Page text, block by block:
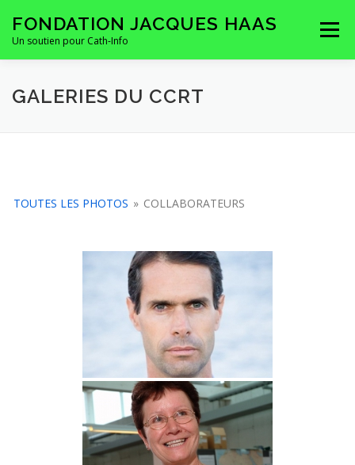
contenu
FONDATION JACQUES HAAS
Un soutien pour Cath-Info
Menu
HOMEPAGE LA FONDATION
GALERIES DU CCRT
TOUTES LES PHOTOS » COLLABORATEURS